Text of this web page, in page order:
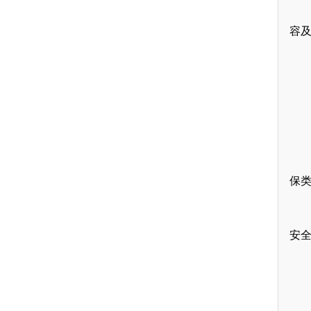
容
保
安